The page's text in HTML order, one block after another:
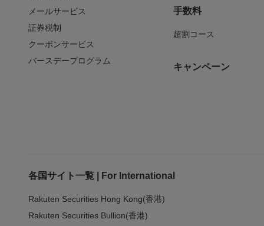
メールサービス
証券税制
クーポンサービス
バースデープログラム
手数料
超割コース
キャンペーン
各国サイト一覧 | For International
Rakuten Securities Hong Kong(香港)
Rakuten Securities Bullion(香港)